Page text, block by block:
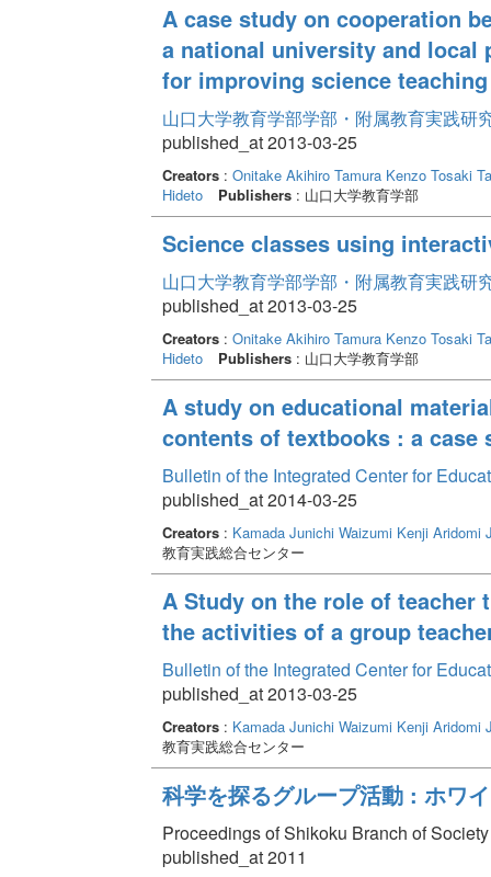
A case study on cooperation
a national university and
for improving science
山口大学教育学部学部・附属教育実践研
published_at 2013-03-25
Creators: Onitake Akihiro Tamura Kenzo Tosaki
Hideto
Publishers: 山口大学教育学部
Science classes using
山口大学教育学部学部・附属教育実践研
published_at 2013-03-25
Creators: Onitake Akihiro Tamura Kenzo Tosaki
Hideto
Publishers: 山口大学教育学部
A study on educational
contents of textbooks : a
Bulletin of the Integrated Center for
published_at 2014-03-25
Creators: Kamada Junichi Waizumi Kenji Aridomi
教育実践総合センター
A Study on the role of
the activities of a group
Bulletin of the Integrated Center for
published_at 2013-03-25
Creators: Kamada Junichi Waizumi Kenji Aridomi
教育実践総合センター
科学を探るグループ活動 : ホワ
Proceedings of Shikoku Branch of
published_at 2011